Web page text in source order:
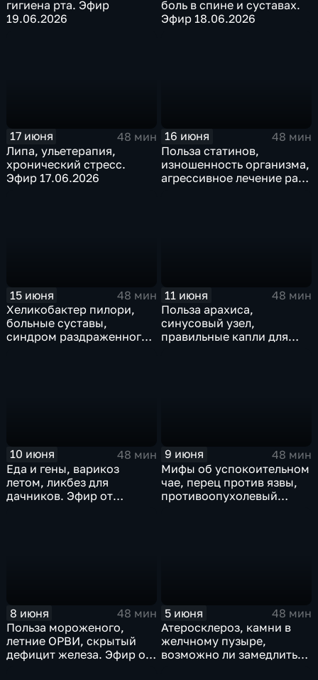
гигиена рта. Эфир
19.06.2026
боль в спине и суставах.
Эфир 18.06.2026
17 июня
48 мин
Липа, ульетерапия,
хронический стресс.
Эфир 17.06.2026
16 июня
48 мин
Польза статинов,
изношенность организма,
агрессивное лечение рака
15 июня
48 мин
Хеликобактер пилори,
больные суставы,
синдром раздраженного
11 июня
48 мин
Польза арахиса,
синусовый узел,
правильные капли для
10 июня
48 мин
Еда и гены, варикоз
летом, ликбез для
дачников. Эфир от
9 июня
48 мин
Мифы об успокоительном
чае, перец против язвы,
противоопухолевый
8 июня
48 мин
Польза мороженого,
летние ОРВИ, скрытый
дефицит железа. Эфир от
5 июня
48 мин
Атеросклероз, камни в
желчному пузыре,
возможно ли замедлить